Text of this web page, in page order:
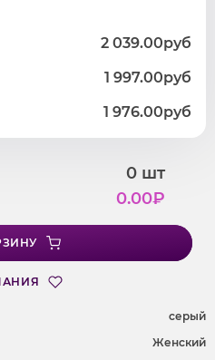
2 039.00руб
1 997.00руб
1 976.00руб
0 шт
0.00₽
серый
Женский